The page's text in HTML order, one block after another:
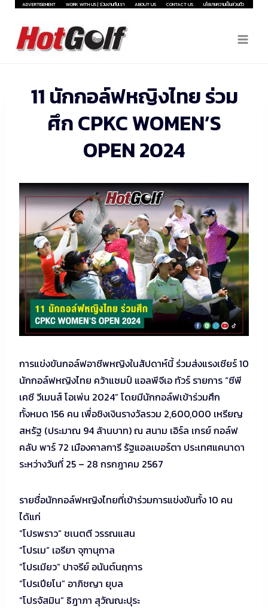
Skip
content
ADVERTISEMENT WORK WITH US | ร่วมงานกับเรา ABOUT US CONTACT US นโยบายความเป็นส่วนตัว
11 นักกอล์ฟหญิงไทย ร่วม
ศึก CPKC WOMEN’S
OPEN 2024
การแข่งขันกอล์ฟอาชีพหญิงในสัปดาห์นี้ ร่วมส่งแรงเชียร์ 10
นักกอล์ฟหญิงไทย คว้าแชมป์ แอลพีจีเอ ทัวร์ รายการ “ซีพี
เคซี วีเมนส์ โอเพ่น 2024” โดยมีนักกอล์ฟเข้าร่วมศึก
ทั้งหมด 156 คน เพื่อชิงเงินรางวัลรวม 2,600,000 เหรียญ
สหรัฐ (ประมาณ 94 ล้านบาท) ณ สนาม เอิร์ล เกรย์ กอล์ฟ
คลับ พาร์ 72 เมืองคาลการี รัฐแอลเบอร์ตา ประเทศแคนาดา
ระหว่างวันที่ 25 – 28 กรกฎาคม 2567
รายชื่อนักกอล์ฟหญิงไทยที่เข้าร่วมการแข่งขันทั้ง 10 คน
ได้แก่
“โปรพราว” ชเนตตี วรรณแสน
“โปรเม” เอรียา จุฑานุกาล
“โปรเมียว” ปาจรีย์ อนันต์นฤการ
“โปรเปียโน” อาภิชญา ยุบล
“โปรจัสมิน” ธิฎาภา สุวัณณะปุระ